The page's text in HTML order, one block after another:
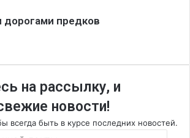
дорогами предков
на рассылку, и
новости!
всегда быть в курсе последних новостей.